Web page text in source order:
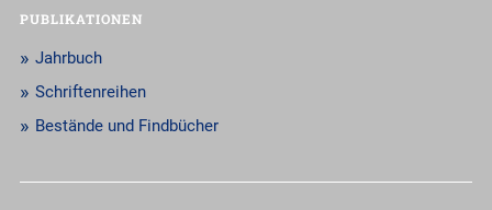
PUBLIKATIONEN
Jahrbuch
Schriftenreihen
Bestände und Findbücher